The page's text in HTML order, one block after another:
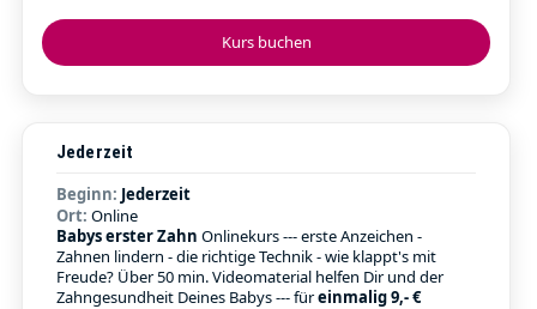
Kurs buchen
Jederzeit
Beginn: Jederzeit
Ort: Online
Babys erster Zahn Onlinekurs --- erste Anzeichen -
Zahnen lindern - die richtige Technik - wie klappt's mit
Freude? Über 50 min. Videomaterial helfen Dir und der
Zahngesundheit Deines Babys --- füreinmalig 9,- €